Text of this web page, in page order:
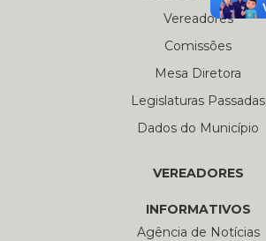
Vereadores
Comissões
Mesa Diretora
Legislaturas Passadas
Dados do Município
VEREADORES
INFORMATIVOS
Agência de Notícias